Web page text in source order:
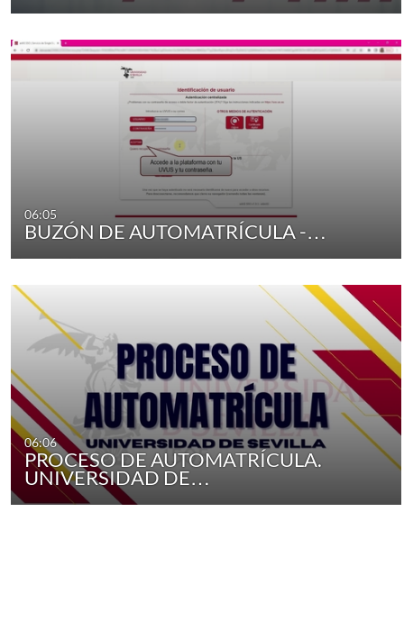
06:05
BUZÓN DE AUTOMATRÍCULA -…
06:06
PROCESO DE AUTOMATRÍCULA.
UNIVERSIDAD DE…